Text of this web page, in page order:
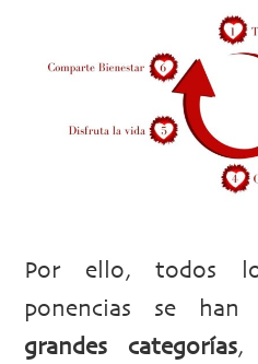
Por ello, todos
ponencias se
grandes categorías,